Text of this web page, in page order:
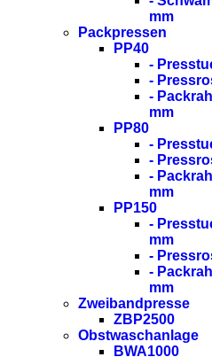
mm
Packpressen
PP40
-
-
-
mm
PP80
-
-
-
mm
PP150
-
mm
-
-
mm
Zweibandpresse
ZBP2500
Obstwaschanlage
BWA1000